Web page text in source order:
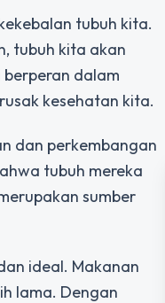
tubuh kita.
tubuh kita akan
dalam
kesehatan kita.
dan perkembangan
tubuh mereka
sumber
ideal. Makanan
lama. Dengan